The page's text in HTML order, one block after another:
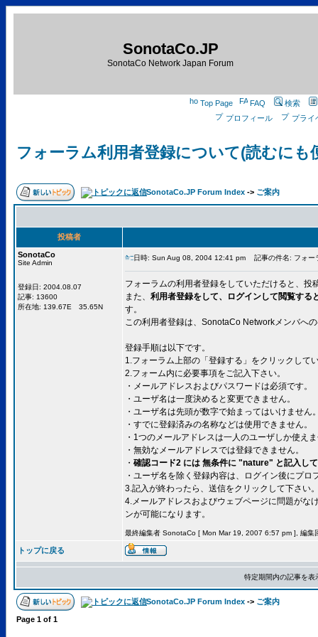
SonotaCo.JP
SonotaCo Network Japan Forum
Top Page FAQ
検索
プロフィール
プライ
フォーラム利用者登録について(読むにも
SonotaCo.JP Forum Index -> ご案内
投稿者
SonotaCo
Site Admin
登録日: 2004.08.07
記事: 13600
所在地: 139.67E 35.65N
日時: Sun Aug 08, 2004 12:41 pm 記事の件名: フォー
フォーラムの利用者登録をしていただけると、
また、 利用者登録をして、ログインして閲覧す
す。
この利用者登録は、SonotaCo Networkメンバへ
登録手順は以下です。
1.フォーラム上部の「登録する」をクリックして
2.フォーム内に必要事項をご記入下さい。
・メールアドレスおよびパスワードは必須です。
・ユーザ名は一度決めると変更できません。
・ユーザ名は先頭が数字で始まってはいけません
・すでに登録済みの名称などは使用できません。
・1つのメールアドレスは一人のユーザしか使え
・無効なメールアドレスでは登録できません。
・ 確認コード2 には 無条件に "nature" と記入し
・ユーザ名を除く登録内容は、ログイン後にプ
3.記入が終わったら、送信をクリックして下さい
4.メールアドレスおよびウェブページに問題がな
ンが可能になります。
最終編集者 SonotaCo [ Mon Mar 19, 2007 6:57 pm ], 編集
トップに戻る
特定期間内の記事を
SonotaCo.JP Forum Index -> ご案内
Page 1 of 1